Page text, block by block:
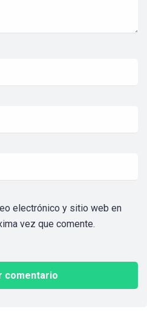
electrónico y sitio web en
vez que comente.